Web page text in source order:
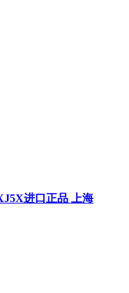
进口正品 上海